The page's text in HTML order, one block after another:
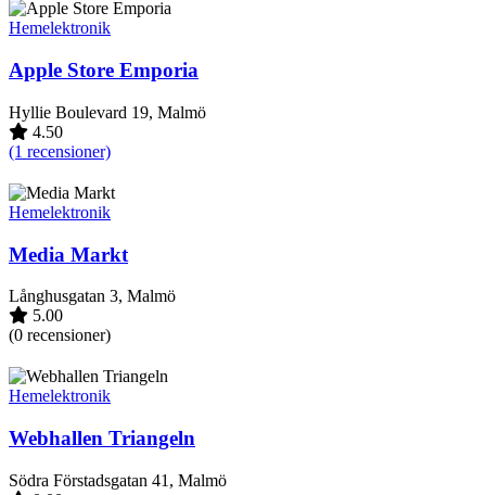
Hemelektronik
Apple Store Emporia
Hyllie Boulevard 19, Malmö
4.50
(1 recensioner)
Hemelektronik
Media Markt
Långhusgatan 3, Malmö
5.00
(0 recensioner)
Hemelektronik
Webhallen Triangeln
Södra Förstadsgatan 41, Malmö